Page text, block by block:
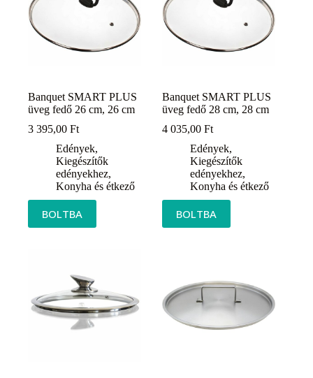
Banquet SMART PLUS
üveg fedő 26 cm, 26 cm
3 395,00 Ft
Edények,
Kiegészítők
edényekhez,
Konyha és étkező
BOLTBA
Banquet SMART PLUS
üveg fedő 28 cm, 28 cm
4 035,00Ft
Edények,
Kiegészítők
edényekhez,
Konyha és étkező
BOLTBA